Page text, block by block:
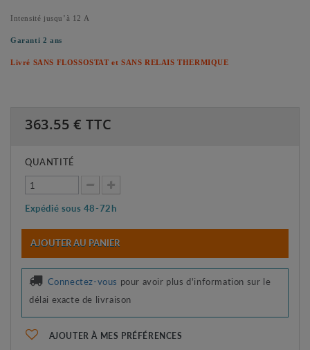
Intensité jusqu’à 12 A
Garanti 2 ans
Livré SANS FLOSSOSTAT et SANS RELAIS THERMIQUE
363.55 € TTC
QUANTITÉ
Expédié sous 48-72h
AJOUTER AU PANIER
Connectez-vous pour avoir plus d'information sur le
délai exacte de livraison
AJOUTER À MES PRÉFÉRENCES